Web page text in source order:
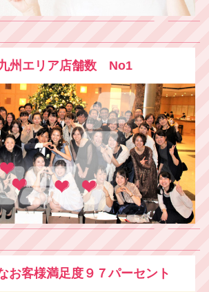
州エリア店舗数 No1
お客様満足度９７パーセント